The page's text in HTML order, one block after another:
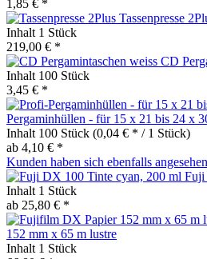
1,85 € *
Tassenpresse
Inhalt 1 Stück
219,00 € *
CD
Inhalt 100 Stück
3,45 € *
Pergaminhüllen - für 15 x 21 bis 24 x
Inhalt 100 Stück (0,04 € * / 1 Stück)
ab 4,10 € *
Kunden haben sich ebenfalls angesehen
Fuji
Inhalt 1 Stück
ab 25,80 € *
152 mm x 65 m lustre
Inhalt 1 Stück